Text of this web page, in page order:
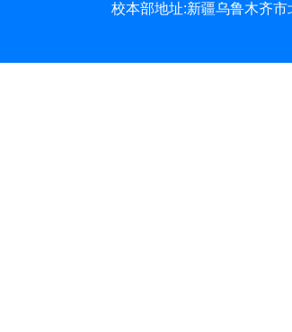
校本部地址:新疆乌鲁木齐